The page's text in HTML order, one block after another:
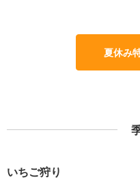
夏休み
いちご狩り